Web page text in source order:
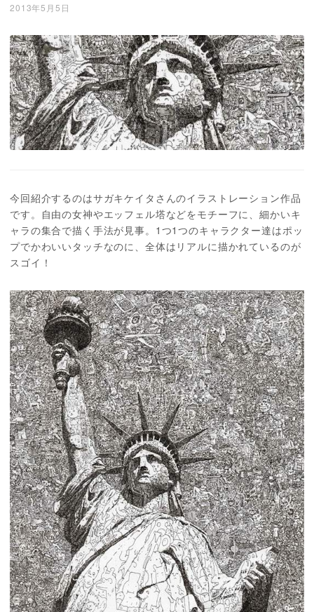
2013年5月5日
今回紹介するのはサガキケイタさんのイラストレーション作品
です。自由の女神やエッフェル塔などをモチーフに、細かいキ
ャラの集合で描く手法が見事。1つ1つのキャラクター達はポッ
プでかわいいタッチなのに、全体はリアルに描かれているのが
スゴイ！